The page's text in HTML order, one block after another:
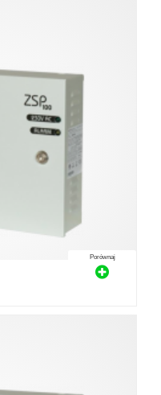
Porównaj